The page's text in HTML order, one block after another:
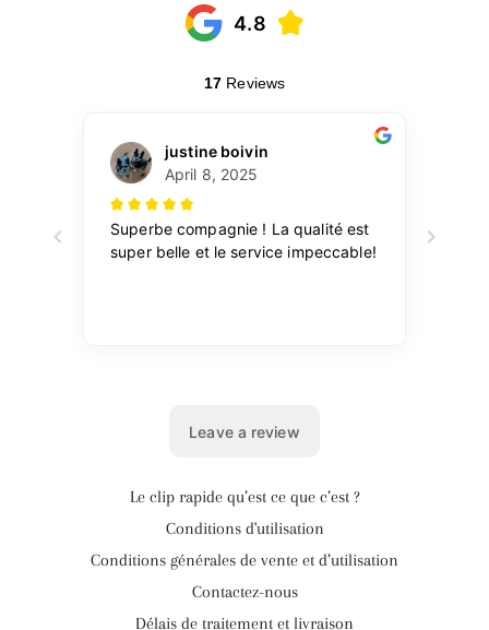
Le clip rapide qu’est ce que c’est ?
Conditions d'utilisation
Conditions générales de vente et d’utilisation
Contactez-nous
Délais de traitement et livraison